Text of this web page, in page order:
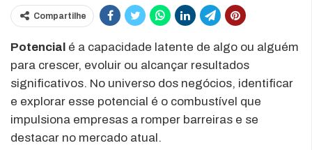
Compartilhe
Potencial é a capacidade latente de algo ou alguém
para crescer, evoluir ou alcançar resultados
significativos. No universo dos negócios, identificar
e explorar esse potencial é o combustível que
impulsiona empresas a romper barreiras e se
destacar no mercado atual.